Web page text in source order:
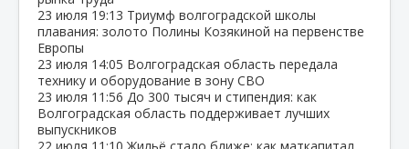
23 июля 19:13 Триумф волгоградской школы
плавания: золото Полины Козякиной на первенстве
Европы
23 июля 14:05 Волгоградская область передала
технику и оборудование в зону СВО
23 июля 11:56 До 300 тысяч и стипендия: как
Волгоградская область поддерживает лучших
выпускников